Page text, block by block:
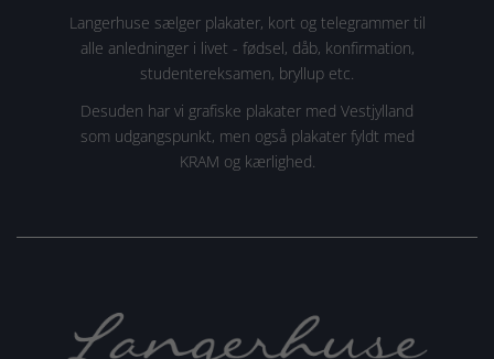
Langerhuse sælger plakater, kort og telegrammer til
alle anledninger i livet - fødsel, dåb, konfirmation,
studentereksamen, bryllup etc.
Desuden har vi grafiske plakater med Vestjylland
som udgangspunkt, men også plakater fyldt med
KRAM og kærlighed.